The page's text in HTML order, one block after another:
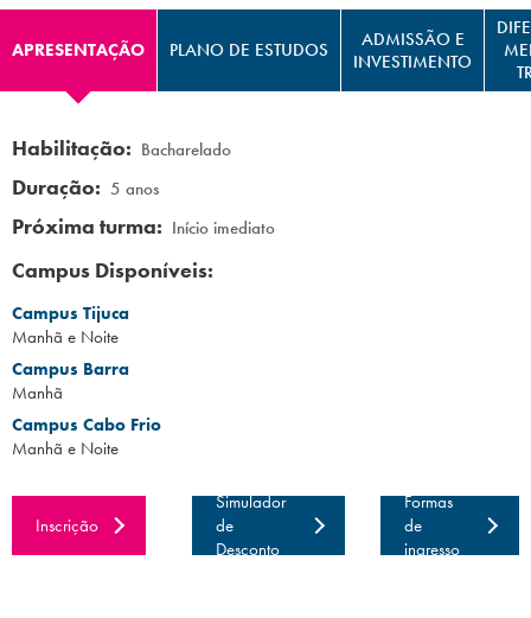
Conclua sua Matrícula
ÁREA DO ALUNO
APRESENTAÇÃO PLANO DE ESTUDOS
ADMISSÃO E
INVESTIMENTO
Habilitação: Bacharelado
Duração: 5 anos
Próxima turma: Início imediato
Campus Disponíveis:
Campus Tijuca
Manhã e Noite
Campus Barra
Manhã
Campus Cabo Frio
Manhã e Noite
Inscrição
Simulador
de
Desconto
Formas
de
ingresso